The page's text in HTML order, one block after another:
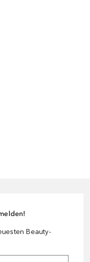
Beauty-